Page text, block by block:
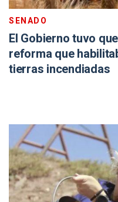
SENADO
El Gobierno tuvo
reforma que
tierras incendiadas